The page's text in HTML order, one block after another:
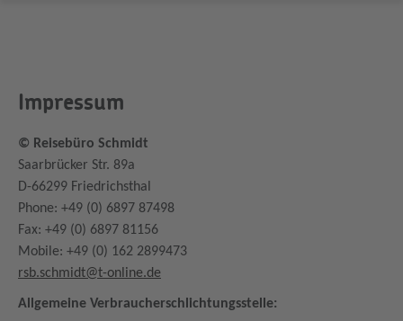
Impressum
© Reisebüro Schmidt
Saarbrücker Str. 89a
D-66299 Friedrichsthal
Phone: +49 (0) 6897 87498
Fax: +49 (0) 6897 81156
Mobile: +49 (0) 162 2899473
rsb.schmidt@t-online.de
Allgemeine Verbraucherschlichtungsstelle: